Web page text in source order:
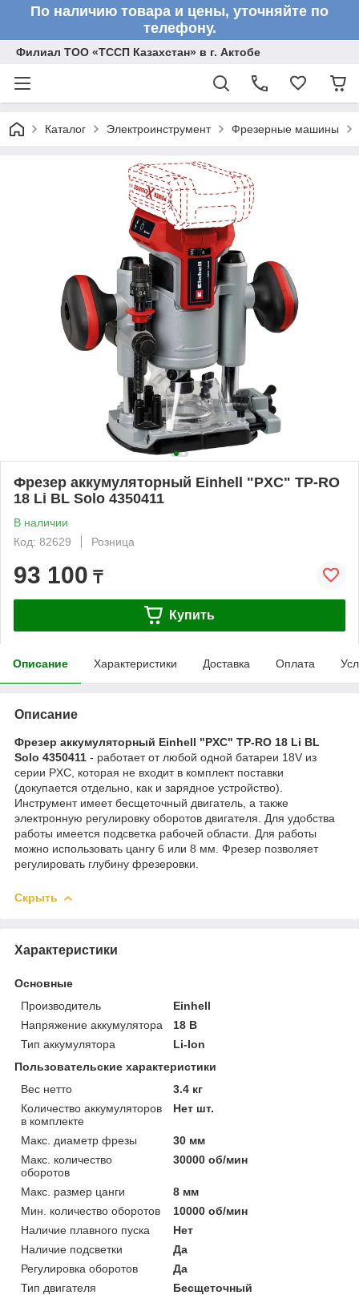
По наличию товара и цены, уточняйте по
телефону.
Филиал ТОО «ТССП Казахстан» в г. Актобе
Каталог Электроинструмент Фрезерные машины
Фрезер аккумуляторный Einhell "PXC" TP-RO
18 Li BL Solo 4350411
В наличии
Код: 82629
Розница
93 100 ₸
Купить
Описание Характеристики Доставка Оплата
Описание
Фрезер аккумуляторный Einhell "PXC" TP-RO 18 Li BL
Solo 4350411 - работает от любой одной батареи 18V из
серии PXC, которая не входит в комплект поставки
(докупается отдельно, как и зарядное устройство).
Инструмент имеет бесщеточный двигатель, а также
электронную регулировку оборотов двигателя. Для удобства
работы имеется подсветка рабочей области. Для работы
можно использовать цангу 6 или 8 мм. Фрезер позволяет
регулировать глубину фрезеровки.
Скрыть
Характеристики
Основные
Производитель
Einhell
Напряжение аккумулятора
18 В
Тип аккумулятора
Li-Ion
Пользовательские характеристики
Вес нетто
3.4 кг
Количество аккумуляторов
в комплекте
Нет шт.
Макс. диаметр фрезы
30 мм
Макс. количество
оборотов
30000 об/мин
Макс. размер цанги
8 мм
Мин. количество оборотов
10000 об/мин
Наличие плавного пуска
Нет
Наличие подсветки
Да
Регулировка оборотов
Да
Тип двигателя
Бесщеточный